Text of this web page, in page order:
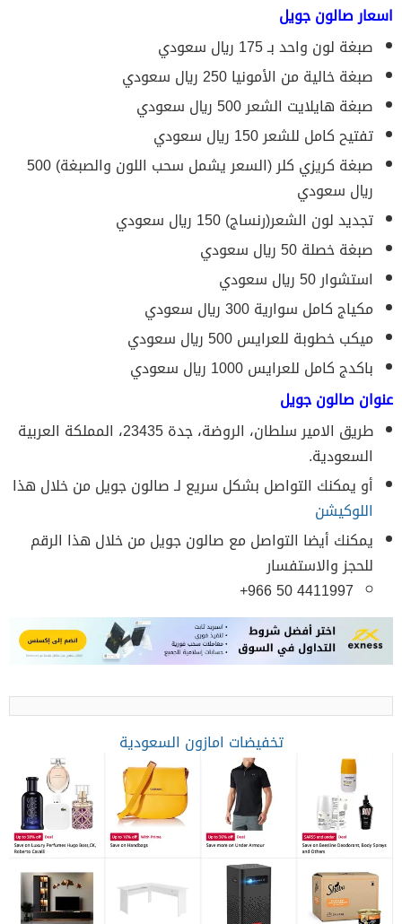
اسعار صالون جويل
صبغة لون واحد بـ 175 ريال سعودي
صبغة خالية من الأمونيا 250 ريال سعودي
صبغة هايلايت الشعر 500 ريال سعودي
تفتيح كامل للشعر 150 ريال سعودي
صبغة كريزي كلر (السعر يشمل سحب اللون والصبغة) 500
ريال سعودي
تجديد لون الشعر(رنساج) 150 ريال سعودي
صبغة خصلة 50 ريال سعودي
استشوار 50 ريال سعودي
مكياج كامل سوارية 300 ريال سعودي
ميكب خطوبة للعرايس 500 ريال سعودي
باكدج كامل للعرايس 1000 ريال سعودي
عنوان صالون جويل
طريق الامير سلطان، الروضة، جدة 23435، المملكة العربية
السعودية.
أو يمكنك التواصل بشكل سريع لـ صالون جويل من خلال هذا
اللوكيشن
يمكنك أيضا التواصل مع صالون جويل من خلال هذا الرقم
للحجز والاستفسار
تخفيضات امازون السعودية